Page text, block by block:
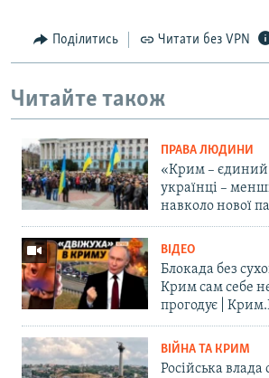
Поділитись Читати без VPN
Читайте також
ПРАВА ЛЮДИНИ
«Крим – єдиний
українці –
навколо нової
ВІДЕО
Блокада без
Крим сам себе
прогодує |
ВІЙНА ТА КРИМ
Російська влада